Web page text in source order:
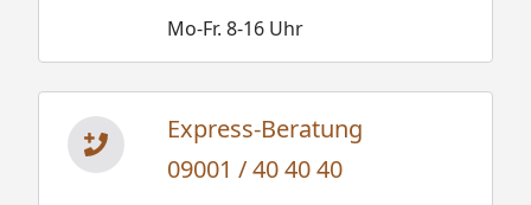
Mo-Fr. 8-16 Uhr
Express-Beratung
09001 / 40 40 40